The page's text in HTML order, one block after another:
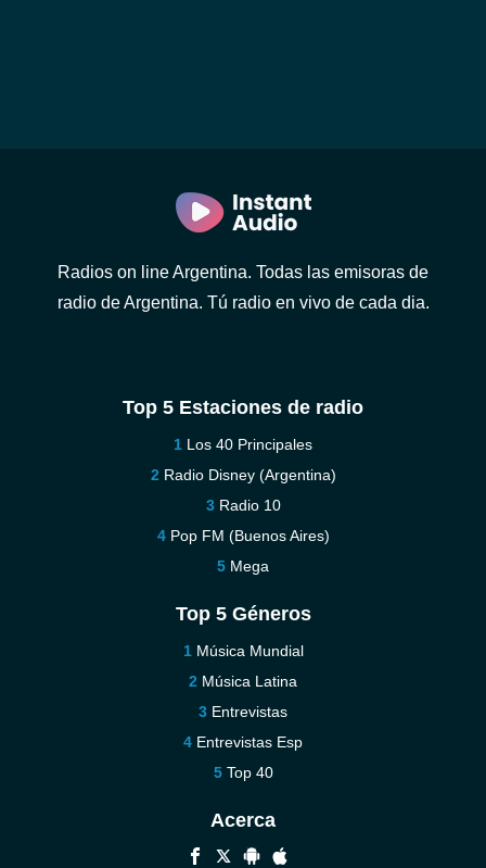
Radios on line Argentina. Todas las emisoras de
radio de Argentina. Tú radio en vivo de cada dia.
Top 5 Estaciones de radio
Los 40 Principales
Radio Disney (Argentina)
Radio 10
Pop FM (Buenos Aires)
Mega
Top 5 Géneros
Música Mundial
Música Latina
Entrevistas
Entrevistas Esp
Top 40
Acerca